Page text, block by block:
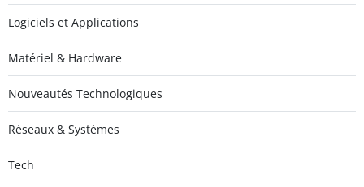
Logiciels et Applications
Matériel & Hardware
Nouveautés Technologiques
Réseaux & Systèmes
Tech